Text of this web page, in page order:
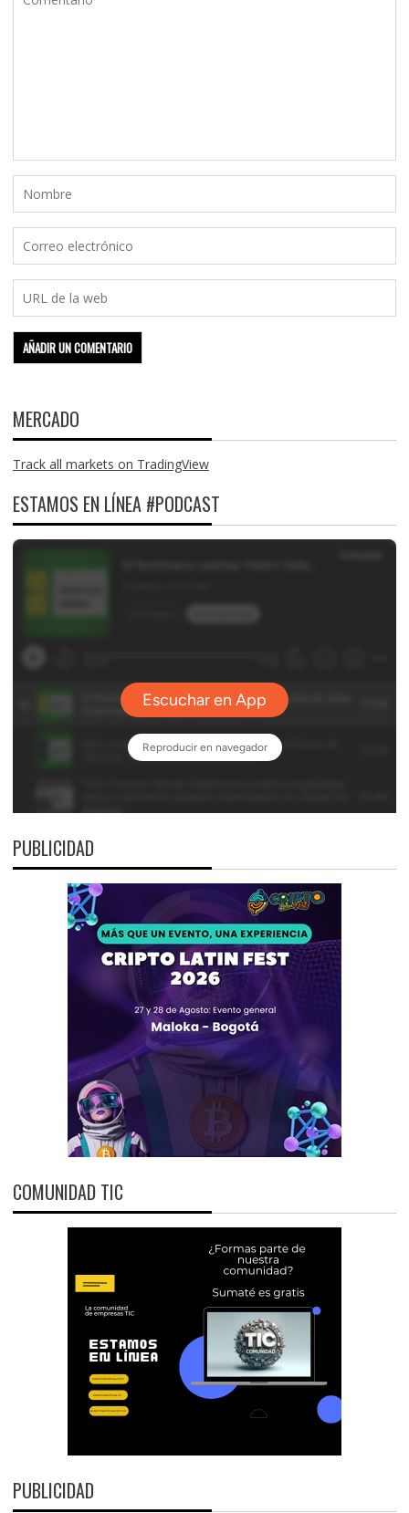
MERCADO
Track all markets on TradingView
ESTAMOS EN LÍNEA #PODCAST
PUBLICIDAD
COMUNIDAD TIC
PUBLICIDAD